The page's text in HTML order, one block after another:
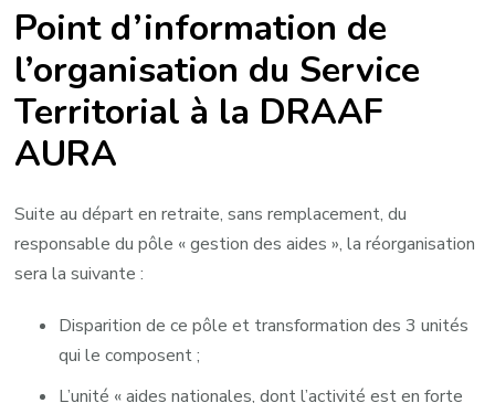
Point d’information de
l’organisation du Service
Territorial à la DRAAF
AURA
Suite au départ en retraite, sans remplacement, du
responsable du pôle « gestion des aides », la réorganisation
sera la suivante :
Disparition de ce pôle et transformation des 3 unités
qui le composent ;
L’unité « aides nationales, dont l’activité est en forte